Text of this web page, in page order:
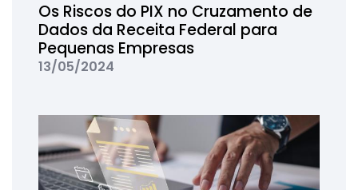
Os Riscos do PIX no Cruzamento de
Dados da Receita Federal para
Pequenas Empresas
13/05/2024